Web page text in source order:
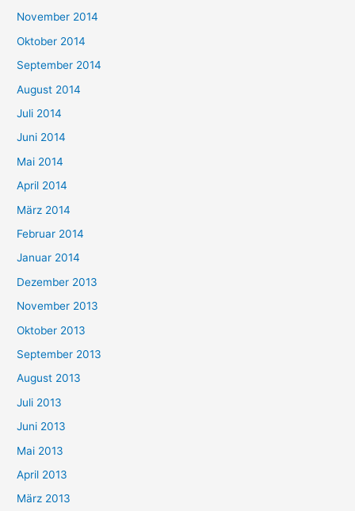
November 2014
Oktober 2014
September 2014
August 2014
Juli 2014
Juni 2014
Mai 2014
April 2014
März 2014
Februar 2014
Januar 2014
Dezember 2013
November 2013
Oktober 2013
September 2013
August 2013
Juli 2013
Juni 2013
Mai 2013
April 2013
März 2013